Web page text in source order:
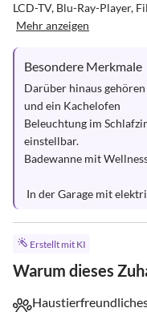
LCD-TV, Blu-Ray-Player,
Mehr anzeigen
Besondere Merkmale
Darüber hinaus
und ein Kachelofen
Beleuchtung im
einstellbar.
Badewanne mit
In der Garage mit
Erstellt mit KI
Warum dieses